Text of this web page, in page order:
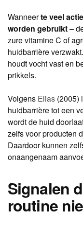
Wanneerte veel
worden gebruikt–
zure vitamine C of
huidbarrière
houdt vocht vast en
prikkels.
Volgens Elias (2005)
huidbarrière tot een
wordt de huid
zelfs voor producten
Daardoor kunnen
onaangenaam
Signalen
routine